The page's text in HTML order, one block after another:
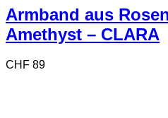
Armband aus
Amethyst – CLARA
CHF 89